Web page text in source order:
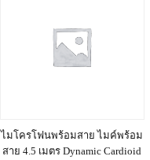
ไมโครโฟนพร้อมสาย ไมค์พร้อม
สาย 4.5 เมตร Dynamic Cardioid